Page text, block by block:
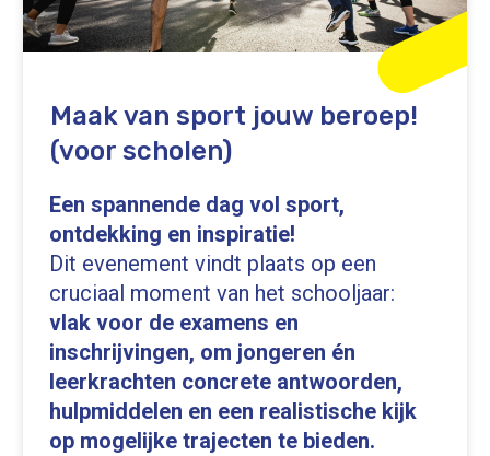
Maak van sport jouw beroep!
(voor scholen)
Een spannende dag vol sport,
ontdekking en inspiratie!
Dit evenement vindt plaats op een
cruciaal moment van het schooljaar:
vlak voor de examens en
inschrijvingen, om jongeren én
leerkrachten concrete antwoorden,
hulpmiddelen en een realistische kijk
op mogelijke trajecten te bieden.